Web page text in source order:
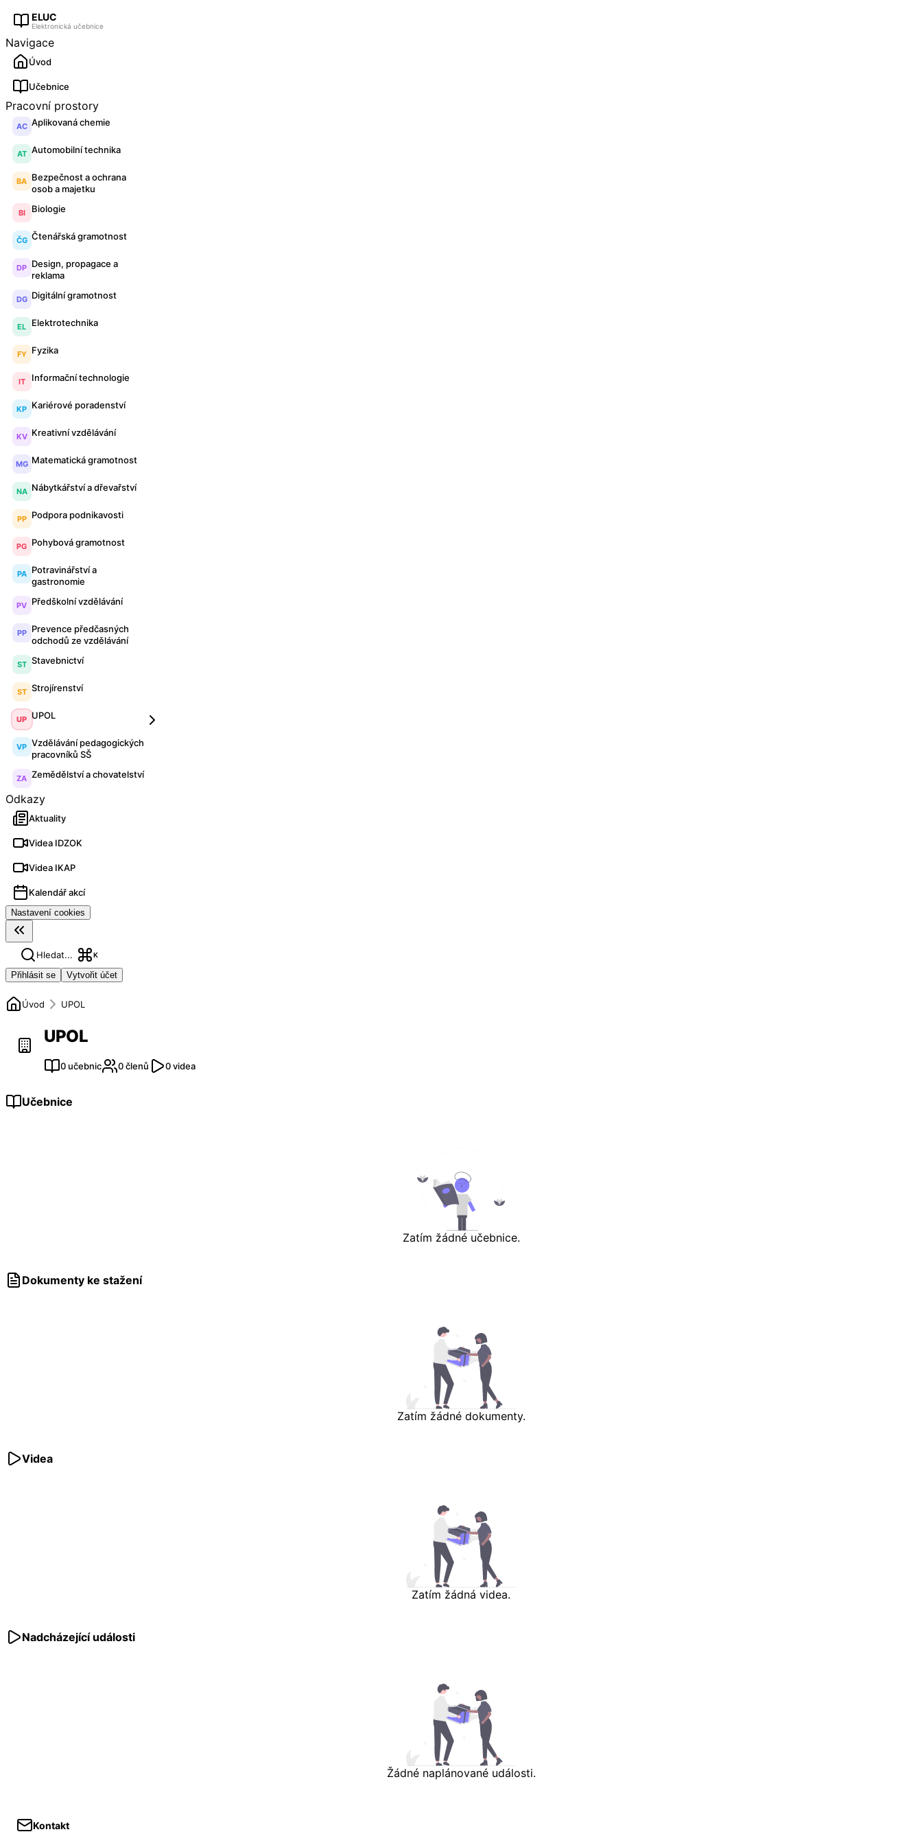
ELUC
Elektronická učebnice
Navigace
Úvod
Učebnice
Pracovní prostory
AC Aplikovaná chemie
AT Automobilní technika
BA Bezpečnost a ochrana
osob a majetku
BI Biologie
ČG Čtenářská gramotnost
DP Design, propagace a
reklama
DG Digitální gramotnost
EL Elektrotechnika
FY Fyzika
IT Informační technologie
KP Kariérové poradenství
KV Kreativní vzdělávání
MG Matematická gramotnost
NA Nábytkářství a dřevařství
PP Podpora podnikavosti
PG Pohybová gramotnost
PA Potravinářství a
gastronomie
PV Předškolní vzdělávání
PP Prevence předčasných
odchodů ze vzdělávání
ST Stavebnictví
ST Strojírenství
UP UPOL
VP Vzdělávání pedagogických
pracovníků SŠ
ZA Zemědělství a chovatelství
Odkazy
Aktuality
Videa IDZOK
Videa IKAP
Kalendář akcí
Nastavení cookies
Hledat... K
Přihlásit se Vytvořit účet
Úvod UPOL
UPOL
0 učebnic 0 členů 0 videa
Učebnice
Zatím žádné učebnice.
Dokumenty ke stažení
Zatím žádné dokumenty.
Videa
Zatím žádná videa.
Nadcházející události
Žádné naplánované události.
Kontakt